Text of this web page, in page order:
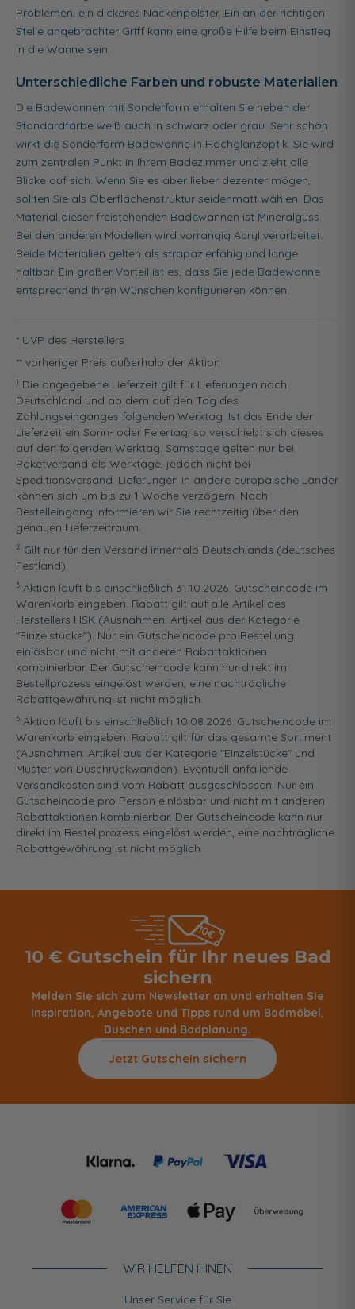
Problemen, ein dickeres Nackenpolster. Ein an der richtigen
Stelle angebrachter Griff kann eine große Hilfe beim Einstieg
in die Wanne sein.
Unterschiedliche Farben und robuste Materialien
Die Badewannen mit Sonderform erhalten Sie neben der
Standardfarbe weiß auch in schwarz oder grau. Sehr schön
wirkt die Sonderform Badewanne in Hochglanzoptik. Sie wird
zum zentralen Punkt in Ihrem Badezimmer und zieht alle
Blicke auf sich. Wenn Sie es aber lieber dezenter mögen,
sollten Sie als Oberflächenstruktur seidenmatt wählen. Das
Material dieser freistehenden Badewannen ist Mineralguss.
Bei den anderen Modellen wird vorrangig Acryl verarbeitet.
Beide Materialien gelten als strapazierfähig und lange
haltbar. Ein großer Vorteil ist es, dass Sie jede Badewanne
entsprechend Ihren Wünschen konfigurieren können.
* UVP des Herstellers
** vorheriger Preis außerhalb der Aktion
1 Die angegebene Lieferzeit gilt für Lieferungen nach
Deutschland und ab dem auf den Tag des
Zahlungseinganges folgenden Werktag. Ist das Ende der
Lieferzeit ein Sonn- oder Feiertag, so verschiebt sich dieses
auf den folgenden Werktag. Samstage gelten nur bei
Paketversand als Werktage, jedoch nicht bei
Speditionsversand. Lieferungen in andere europäische Länder
können sich um bis zu 1 Woche verzögern. Nach
Bestelleingang informieren wir Sie rechtzeitig über den
genauen Lieferzeitraum.
2 Gilt nur für den Versand innerhalb Deutschlands (deutsches
Festland).
3 Aktion läuft bis einschließlich 31.10.2026. Gutscheincode im
Warenkorb eingeben. Rabatt gilt auf alle Artikel des
Herstellers HSK (Ausnahmen: Artikel aus der Kategorie
"Einzelstücke"). Nur ein Gutscheincode pro Bestellung
einlösbar und nicht mit anderen Rabattaktionen
kombinierbar. Der Gutscheincode kann nur direkt im
Bestellprozess eingelöst werden, eine nachträgliche
Rabattgewährung ist nicht möglich.
5 Aktion läuft bis einschließlich 10.08.2026. Gutscheincode im
Warenkorb eingeben. Rabatt gilt für das gesamte Sortiment
(Ausnahmen: Artikel aus der Kategorie "Einzelstücke" und
Muster von Duschrückwänden). Eventuell anfallende
Versandkosten sind vom Rabatt ausgeschlossen. Nur ein
Gutscheincode pro Person einlösbar und nicht mit anderen
Rabattaktionen kombinierbar. Der Gutscheincode kann nur
direkt im Bestellprozess eingelöst werden, eine nachträgliche
Rabattgewährung ist nicht möglich.
10 € Gutschein für Ihr neues Bad
sichern
Melden Sie sich zum Newsletter an und erhalten Sie
Inspiration, Angebote und Tipps rund um Badmöbel,
Duschen und Badplanung.
Jetzt Gutschein sichern
WIR HELFEN IHNEN
Unser Service für Sie